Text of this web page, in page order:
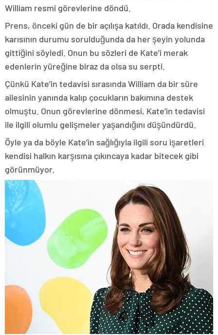
William resmi görevlerine döndü.
Prens, önceki gün de bir açılışa katıldı. Orada kendisine
karısının durumu sorulduğunda da her şeyin yolunda
gittiğini söyledi. Onun bu sözleri de Kate’i merak
edenlerin yüreğine biraz da olsa su serpti.
Çünkü Kate’in tedavisi sırasında William da bir süre
ailesinin yanında kalıp çocukların bakımına destek
olmuştu. Onun görevlerine dönmesi, Kate’in tedavisi
ile ilgili olumlu gelişmeler yaşandığını düşündürdü.
Öyle ya da böyle Kate’in sağlığıyla ilgili soru işaretleri
kendisi halkın karşısına çıkıncaya kadar bitecek gibi
görünmüyor.